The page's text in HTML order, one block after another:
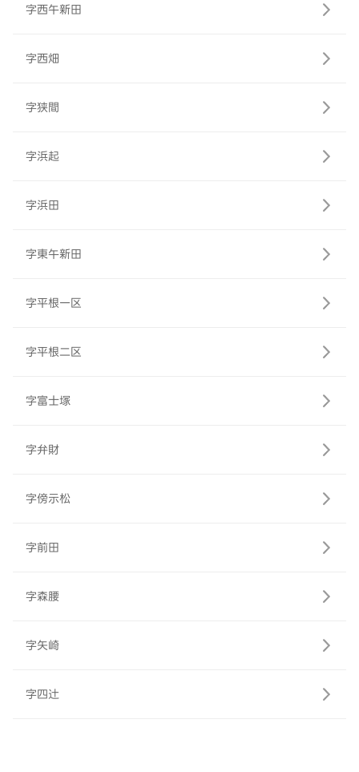
字西午新田
字西畑
字狭間
字浜起
字浜田
字東午新田
字平根一区
字平根二区
字富士塚
字弁財
字傍示松
字前田
字森腰
字矢崎
字四辻